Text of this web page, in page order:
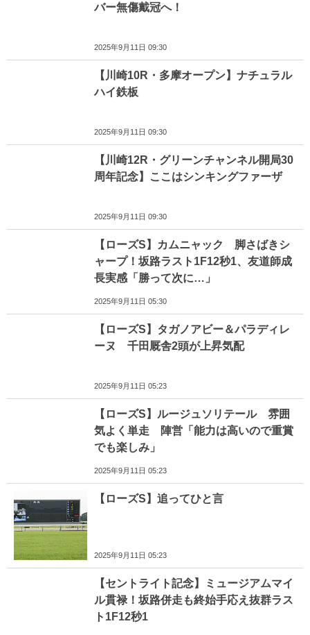
バー無傷戴冠へ！
2025年9月11日 09:30
【川崎10R・多摩オープン】ナチュラル
ハイ鉄板
2025年9月11日 09:30
【川崎12R・グリーンチャンネル開局30
周年記念】ここはシンキングファーザ
2025年9月11日 09:30
【ローズS】カムニャック 脚さばきシ
ャープ！坂路ラスト1F12秒1、友道師成
長実感「勝って次に…」
2025年9月11日 05:30
【ローズS】タガノアビー＆パラディレ
ーヌ 千田厩舎2頭が上昇気配
2025年9月11日 05:23
【ローズS】ルージュソリテール 雰囲
気よく単走 陣営「能力は高いので重賞
でも楽しみ」
2025年9月11日 05:23
【ローズS】追ってひと言
2025年9月11日 05:23
【セントライト記念】ミュージアムマイ
ル貫禄！坂路併走も終始手応え抜群ラス
ト1F12秒1